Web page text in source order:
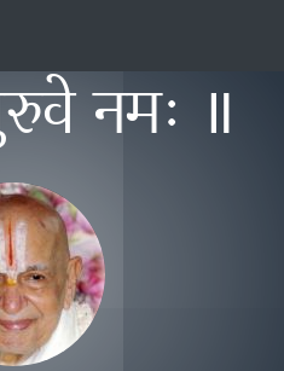
नमः ॥